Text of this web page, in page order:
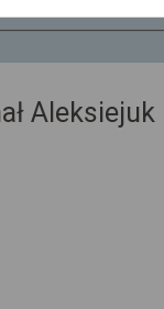
Aleksiejuk